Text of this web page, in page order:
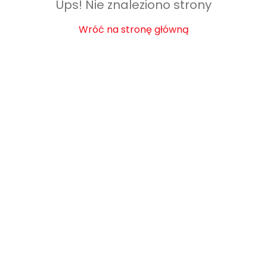
Ups! Nie znaleziono strony
Wróć na stronę główną